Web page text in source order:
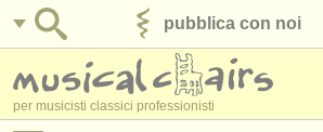
pubblica con noi
per musicisti classici professionisti